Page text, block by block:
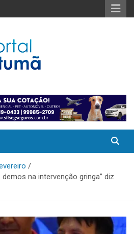
na intervenção gringa” diz